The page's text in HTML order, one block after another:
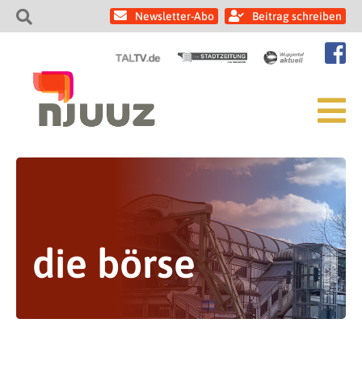
Newsletter-Abo Beitrag schreiben
die börse